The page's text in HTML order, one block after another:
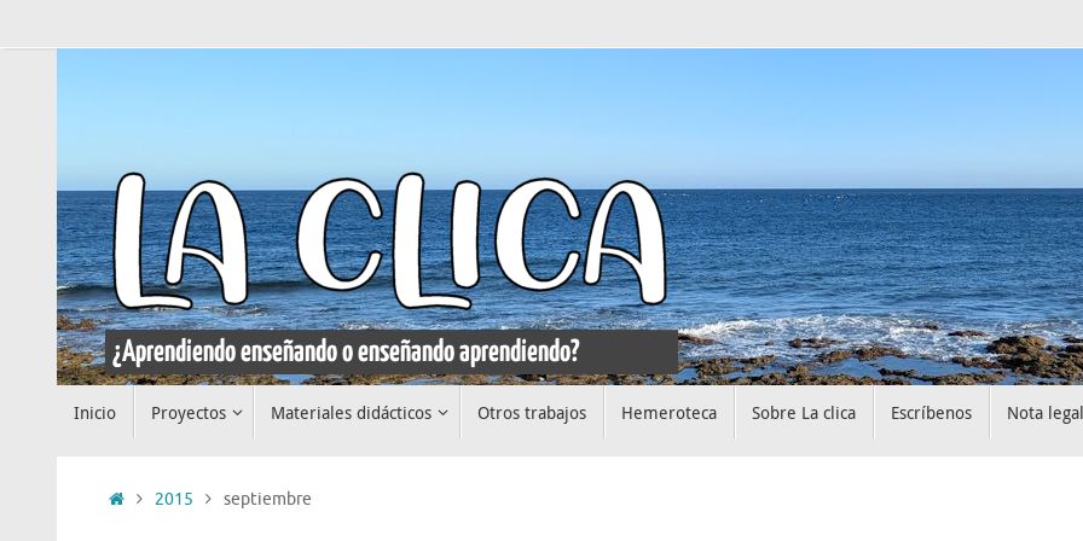
al
Inicio Proyectos Materiales didácticos Otros trabajos Hemeroteca Sobre La clica Escríbenos Nota legal
Inicio2015 septiembre